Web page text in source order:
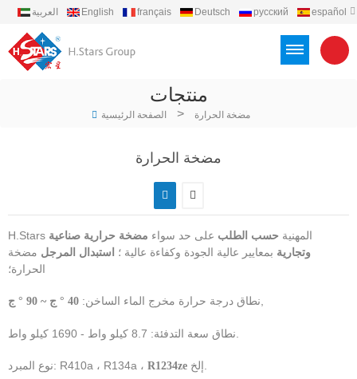
العربية English français Deutsch русский
español
منتجات
الصفحة الرئيسية > مضخة الحرارة
مضخة الحرارة
H.Stars المهنية حسب الطلب على حد سواء مضخة حرارية صناعية
وتجارية بمعايير عالية الجودة وكفاءة عالية ؛ استبدال المرجل مضخة
الحرارة؛
نطاق درجة حرارة مخرج الماء الساخن:
نوع المبرد: R410a ، R134a ، R1234ze